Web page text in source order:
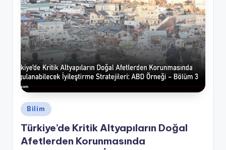
Posted
in
Bilim
Türkiye’de Kritik Altyapıların Doğal
Afetlerden Korunmasında